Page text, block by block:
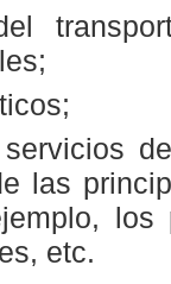
las
etc.